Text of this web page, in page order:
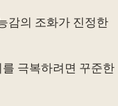
감의 조화가 진정한
극복하려면 꾸준한